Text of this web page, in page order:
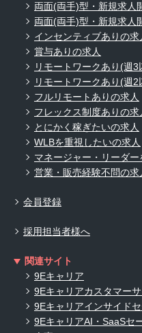
両面(両手)型・新規求人
両面(両手)型・新規求人
インセンティブありの求
賞与ありの求人
リモートワークあり(週3
リモートワークあり(週2
フルリモートありの求人
フレックス制度ありの求
とにかく稼ぎたいの求人
WLBを重視したいの求人
マネージャー・リーダ
営業・販売経験不問の求
会員登録
採用担当者様へ
関連サイト
9Eキャリア
9Eキャリアカスタマー
9Eキャリアインサイド
9EキャリアAI・SaaSセ